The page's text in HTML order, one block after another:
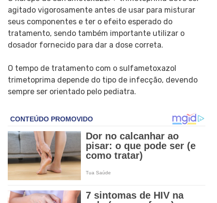
agitado vigorosamente antes de usar para misturar
seus componentes e ter o efeito esperado do
tratamento, sendo também importante utilizar o
dosador fornecido para dar a dose correta.
O tempo de tratamento com o sulfametoxazol
trimetoprima depende do tipo de infecção, devendo
sempre ser orientado pelo pediatra.